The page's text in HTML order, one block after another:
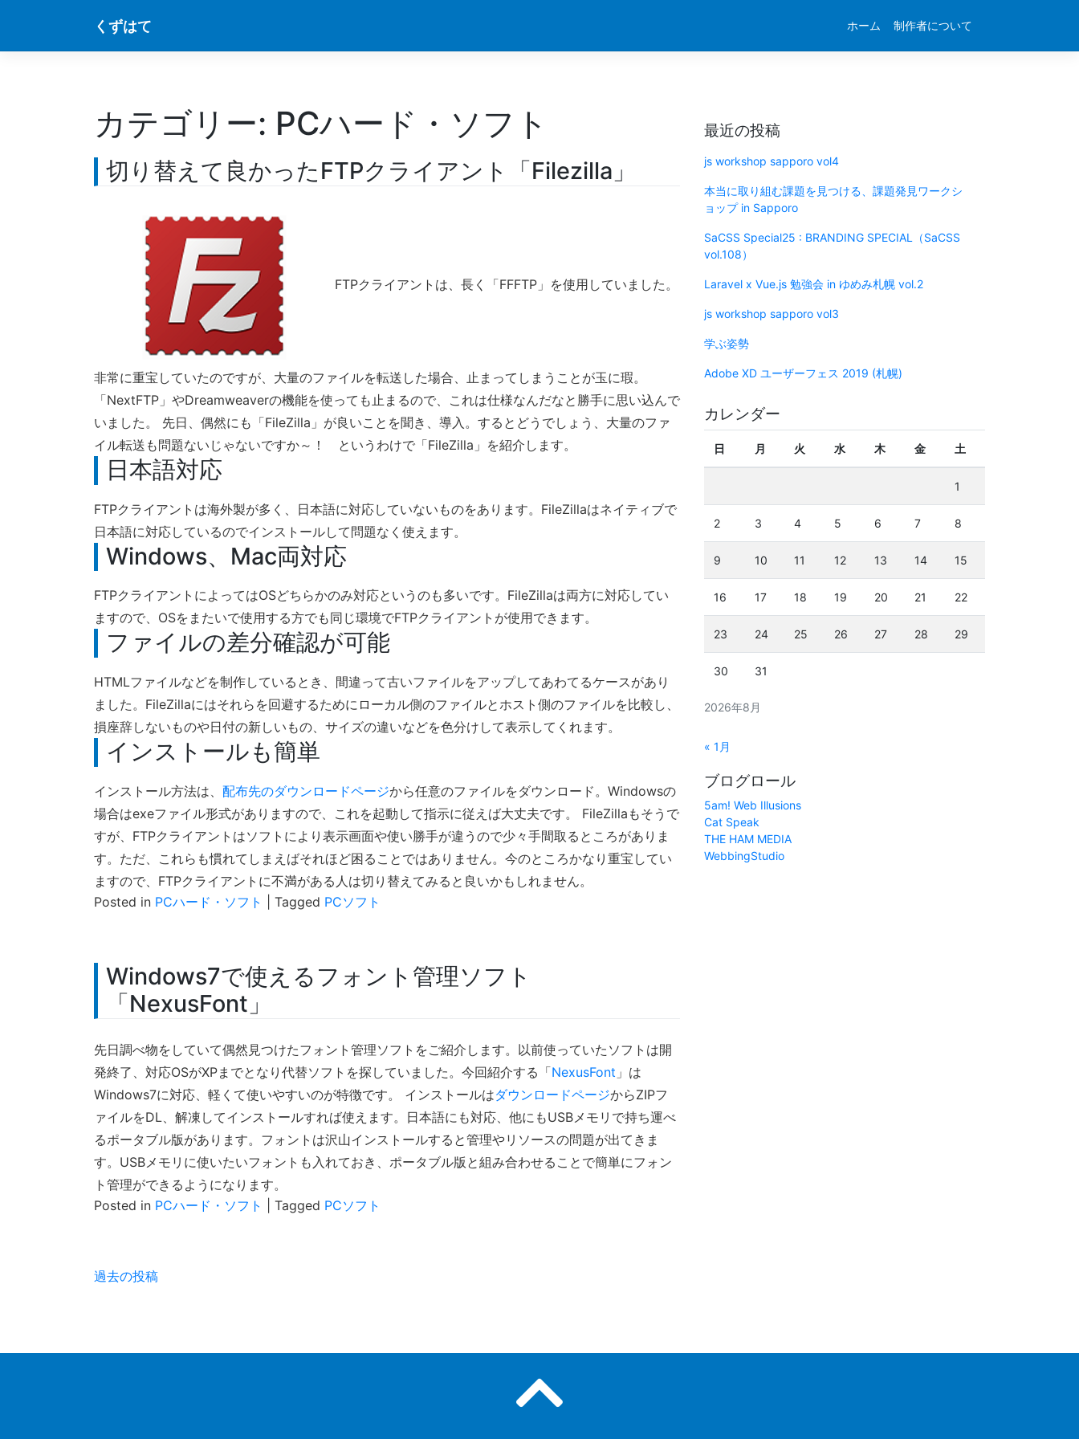
content
くずはて ホーム 制作者について
カテゴリー: PCハード・ソフト
切り替えて良かったFTPクライアント「Filezilla」
FTPクライアントは、長く「FFFTP」を使用していました。
非常に重宝していたのですが、大量のファイルを転送した場合、止まってしまうことが玉に瑕。
「NextFTP」やDreamweaverの機能を使っても止まるので、これは仕様なんだなと勝手に思い込んで
いました。 先日、偶然にも「FileZilla」が良いことを聞き、導入。するとどうでしょう、大量のファ
イル転送も問題ないじゃないですか～！ というわけで「FileZilla」を紹介します。
日本語対応
FTPクライアントは海外製が多く、日本語に対応していないものをあります。FileZillaはネイティブで
日本語に対応しているのでインストールして問題なく使えます。
Windows、Mac両対応
FTPクライアントによってはOSどちらかのみ対応というのも多いです。FileZillaは両方に対応してい
ますので、OSをまたいで使用する方でも同じ環境でFTPクライアントが使用できます。
ファイルの差分確認が可能
HTMLファイルなどを制作しているとき、間違って古いファイルをアップしてあわてるケースがあり
ました。FileZillaにはそれらを回避するためにローカル側のファイルとホスト側のファイルを比較し、
損座辞しないものや日付の新しいもの、サイズの違いなどを色分けして表示してくれます。
インストールも簡単
インストール方法は、 配布先のダウンロードページから任意のファイルをダウンロード。Windowsの
場合はexeファイル形式がありますので、これを起動して指示に従えば大丈夫です。 FileZillaもそうで
すが、FTPクライアントはソフトにより表示画面や使い勝手が違うので少々手間取るところがありま
す。ただ、これらも慣れてしまえばそれほど困ることではありません。今のところかなり重宝してい
ますので、FTPクライアントに不満がある人は切り替えてみると良いかもしれません。
Posted in PCハード・ソフト Tagged PCソフト
Windows7で使えるフォント管理ソフト
「NexusFont」
先日調べ物をしていて偶然見つけたフォント管理ソフトをご紹介します。以前使っていたソフトは開
発終了、対応OSがXPまでとなり代替ソフトを探していました。今回紹介する「NexusFont 」は
Windows7に対応、軽くて使いやすいのが特徴です。 インストールはダウンロードページからZIPフ
ァイルをDL、解凍してインストールすれば使えます。日本語にも対応、他にもUSBメモリで持ち運べ
るポータブル版があります。フォントは沢山インストールすると管理やリソースの問題が出てきま
す。USBメモリに使いたいフォントも入れておき、ポータブル版と組み合わせることで簡単にフォン
ト管理ができるようになります。
Posted in PCハード・ソフト Tagged PCソフト
投
ビ
過去の投稿
最近の投稿
js workshop sapporo vol4
本当に取り組む課題を見つける、課題発見ワークシ
ョップ in Sapporo
SaCSS Special25 : BRANDING SPECIAL（SaCSS
vol.108）
Laravel x Vue.js 勉強会 in ゆめみ札幌 vol.2
js workshop sapporo vol3
学ぶ姿勢
Adobe XD ユーザーフェス 2019 (札幌)
カレンダー
2026年8月
日 月 火 水 木 金 土
1
2 3 4 5 6 7 8
9 10 11 12 13 14 15
16 17 18 19 20 21 22
23 24 25 26 27 28 29
30 31
« 1月
ブログロール
5am! Web Illusions
Cat Speak
THE HAM MEDIA
WebbingStudio